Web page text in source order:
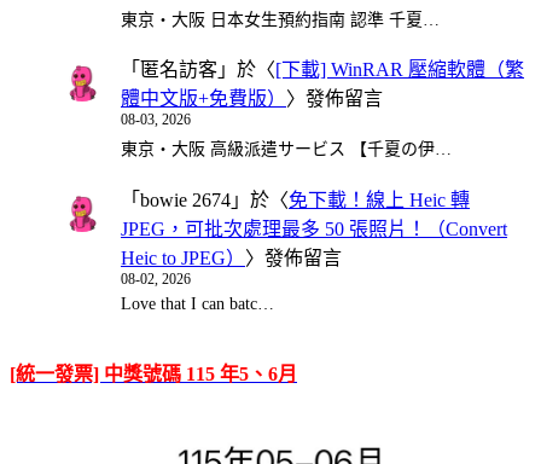
東京・大阪 日本女生預約指南 認準 千夏…
「 匿名訪客 」於〈[下載] WinRAR 壓縮軟體（繁
體中文版+免費版） 〉發佈留言
08-03, 2026
東京・大阪 高級派遣サービス 【千夏の伊…
「 bowie 2674 」於〈免下載！線上 Heic 轉
JPEG，可批次處理最多 50 張照片！（Convert
Heic to JPEG） 〉發佈留言
08-02, 2026
Love that I can batc…
[統一發票] 中獎號碼 115 年5、6月